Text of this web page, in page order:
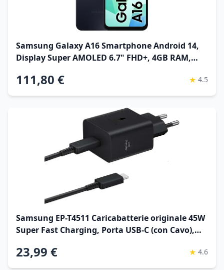
Samsung Galaxy A16 Smartphone Android 14,
Display Super AMOLED 6.7" FHD+, 4GB RAM,
memoria espandibile fino a 1.5TB, Black
[Versione Italiana]
111,80 € ★ 4.5
Samsung EP-T4511 Caricabatterie originale 45W
Super Fast Charging, Porta USB-C (con Cavo),
23,99 € ★ 4.6